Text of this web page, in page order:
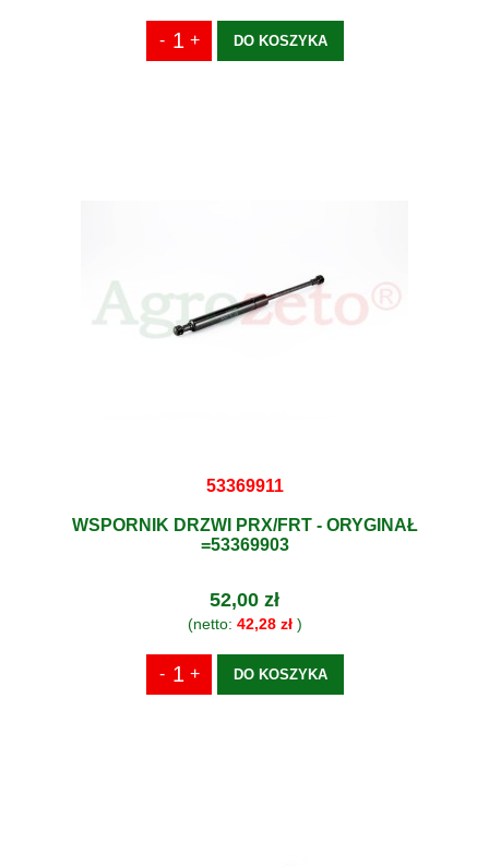
DO KOSZYKA
53369911
WSPORNIK DRZWI PRX/FRT - ORYGINAŁ
=53369903
52,00 zł
(netto: 42,28 zł)
DO KOSZYKA